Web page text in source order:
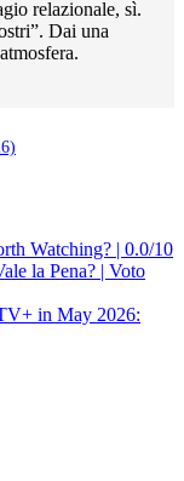
relazionale, sì.
Dai una
Watching? | 0.0/10
la Pena? | Voto
in May 2026: